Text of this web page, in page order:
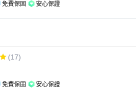
免費保固 安心保證
(17)
免費保固 安心保證